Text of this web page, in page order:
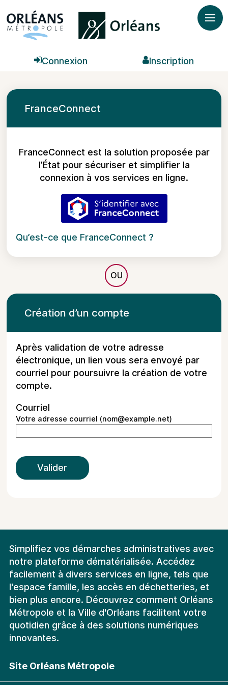
Connexion Inscription
FranceConnect
FranceConnect est la solution proposée par
l’État pour sécuriser et simplifier la
connexion à vos services en ligne.
S’identifier avec
Qu’est-ce que FranceConnect ?
Création d’un compte
Après validation de votre adresse
électronique, un lien vous sera envoyé par
courriel pour poursuivre la création de votre
compte.
Courriel
Votre adresse courriel (nom@example.net)
Valider
Simplifiez vos démarches administratives avec
notre plateforme dématérialisée. Accédez
facilement à divers services en ligne, tels que
l'espace famille, les accès en déchetteries, et
bien plus encore. Découvrez comment Orléans
Métropole et la Ville d'Orléans facilitent votre
quotidien grâce à des solutions numériques
innovantes.
Site Orléans Métropole